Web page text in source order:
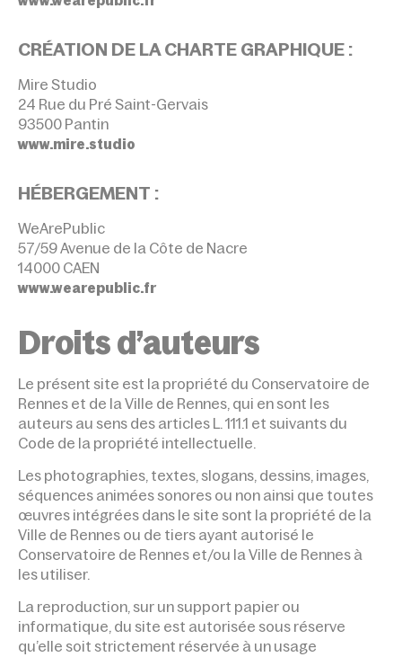
CRÉATION DE LA CHARTE GRAPHIQUE :
Mire Studio
24 Rue du Pré Saint-Gervais
93500 Pantin
www.mire.studio
HÉBERGEMENT :
WeArePublic
57/59 Avenue de la Côte de Nacre
14000 CAEN
www.wearepublic.fr
Droits d’auteurs
Le présent site est la propriété du Conservatoire de
Rennes et de la Ville de Rennes, qui en sont les
auteurs au sens des articles L. 111.1 et suivants du
Code de la propriété intellectuelle.
Les photographies, textes, slogans, dessins, images,
séquences animées sonores ou non ainsi que toutes
œuvres intégrées dans le site sont la propriété de la
Ville de Rennes ou de tiers ayant autorisé le
Conservatoire de Rennes et/ou la Ville de Rennes à
les utiliser.
La reproduction, sur un support papier ou
informatique, du site est autorisée sous réserve
qu’elle soit strictement réservée à un usage